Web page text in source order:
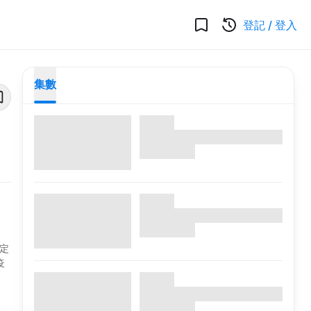
登記 / 登入
集數